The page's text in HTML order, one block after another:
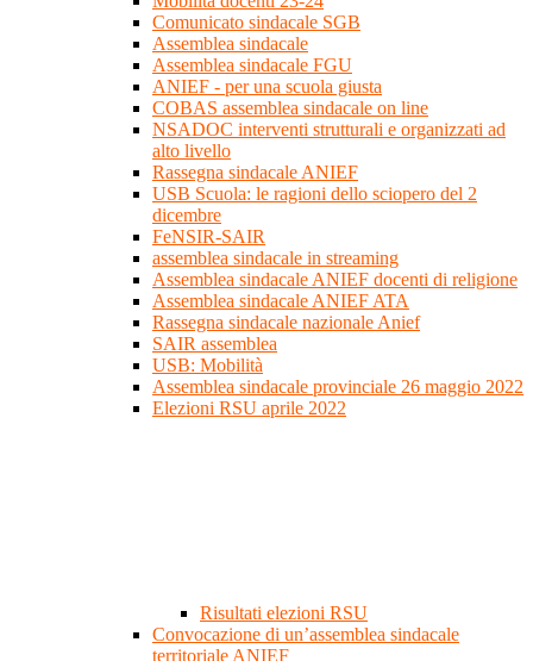
Comunicato sindacale SGB
Assemblea sindacale
Assemblea sindacale FGU
ANIEF - per una scuola giusta
COBAS assemblea sindacale on line
NSADOC interventi strutturali e organizzati ad
alto livello
Rassegna sindacale ANIEF
USB Scuola: le ragioni dello sciopero del 2
dicembre
FeNSIR-SAIR
assemblea sindacale in streaming
Assemblea sindacale ANIEF docenti di religione
Assemblea sindacale ANIEF ATA
Rassegna sindacale nazionale Anief
SAIR assemblea
USB: Mobilità
Assemblea sindacale provinciale 26 maggio 2022
Elezioni RSU aprile 2022
Risultati elezioni RSU
Convocazione di un’assemblea sindacale
territoriale ANIEF